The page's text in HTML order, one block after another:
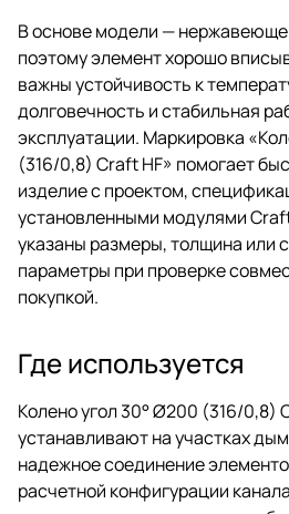
В основе модели —
поэтому элемент хорошо
важны устойчивость к
долговечность и стабильная
эксплуатации. Маркировка
(316/0,8) Craft HF» помогает
изделие с проектом,
установленными модулями
указаны размеры, толщина или
параметры при проверке
покупкой.
Где используется
Колено угол 30° Ø200 (316/0,8)
устанавливают на участках
надежное соединение
расчетной конфигурации